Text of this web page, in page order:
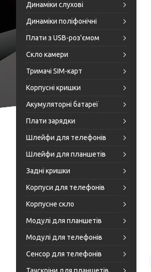
Динаміки слухові
Динаміки поліфонічні
Плати з USB-роз'ємом
Скло камери
Тримачі SIM-карт
Корпусні кришки
Акумуляторні батареї
Плати зарядки
Шлейфи для телефонів
Шлейфи для планшетів
Задні кришки
Корпуси для телефонів
Корпусне скло
Модулі для планшетів
Модулі для телефонів
Сенсор для телефонів